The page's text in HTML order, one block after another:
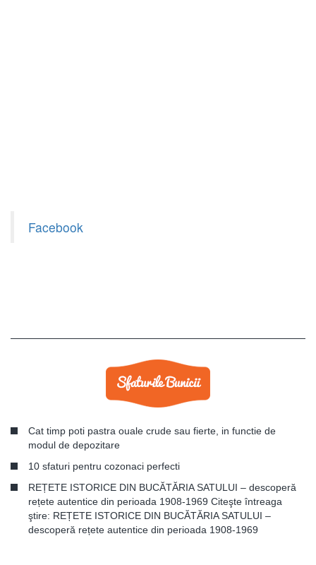
Facebook
Cat timp poti pastra ouale crude sau fierte, in functie de
modul de depozitare
10 sfaturi pentru cozonaci perfecti
REȚETE ISTORICE DIN BUCĂTĂRIA SATULUI – descoperă
rețete autentice din perioada 1908-1969 Citeşte întreaga
ştire: REȚETE ISTORICE DIN BUCĂTĂRIA SATULUI –
descoperă rețete autentice din perioada 1908-1969